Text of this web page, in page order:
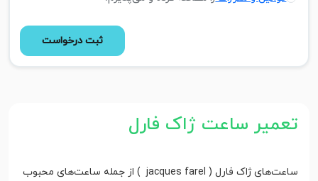
ثبت درخواست
تعمیر ساعت ژاک فارل
ساعت‌های ژاک فارل ( jacques farel ) از جمله ساعت‌های محبوب